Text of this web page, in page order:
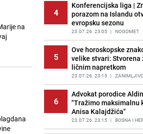
na
15
Tajna savršenog
ajvara: Stari recept za
bogat okus
PRIJE 1 DAN | RECEPTI
4
Konferencijska liga |
porazom na Islandu
evropsku sezonu
23.07.26. 23:05 | NOGOMET
5
Ove horoskopske
velike stvari: Stvorena
ličnim napretkom
23.07.26. 23:15 |
6
Advokat porodice
"Tražimo maksimalnu
Anisa Kalajdžića"
23.07.26. 23:15 | BOSNA I